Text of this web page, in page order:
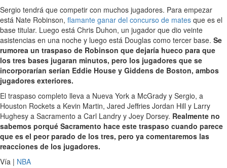
Sergio tendrá que competir con muchos jugadores. Para empezar
está Nate Robinson, flamante ganar del concurso de mates que es el
base titular. Luego está Chris Duhon, un jugador que dio veinte
asistencias en una noche y luego está Douglas como tercer base. Se
rumorea un traspaso de Robinson que dejaría hueco para que
los tres bases jugaran minutos, pero los jugadores que se
incorporarían serían Eddie House y Giddens de Boston, ambos
jugadores exteriores.
El traspaso completo lleva a Nueva York a McGrady y Sergio, a
Houston Rockets a Kevin Martin, Jared Jeffries Jordan Hill y Larry
Hughesy a Sacramento a Carl Landry y Joey Dorsey. Realmente no
sabemos porqué Sacramento hace este traspaso cuando parece
que es el peor parado de los tres, pero ya comentaremos las
reacciones de los jugadores.
Vía | NBA